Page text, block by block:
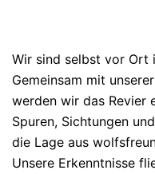
Wir sind selbst vor Ort
Gemeinsam mit
werden wir das Revier
Spuren, Sichtungen
die Lage aus
Unsere Erkenntnisse